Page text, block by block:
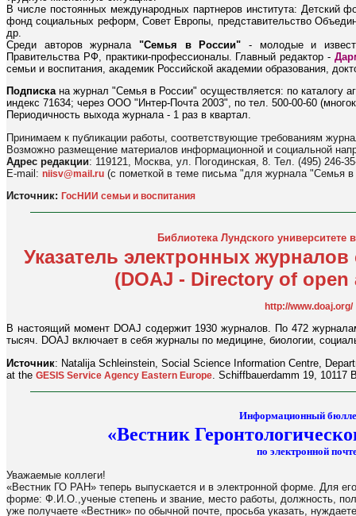
В числе постоянных международных партнеров института:
фонд социальных реформ, Совет Европы, представительство
др.
Среди авторов журнала "Семья в России" - молодые и
Правительства РФ, практики-профессионалы. Главный редактор -
семьи и воспитания, академик Российской академии образования,
Подпискана журнал "Семья в России" осуществляется: по каталогу
индекс 71634; через ООО "Интер-Почта 2003", по тел. 500-00-60
Периодичность выхода журнала - 1 раз в квартал.
Принимаем к публикации работы, соответствующие требованиям
Возможно размещение материалов информационной и социальной
Адрес редакции: 119121, Москва, ул. Погодинская, 8. Тел. (495) 246-
E-mail: niisv@mail.ru (с пометкой в теме письма "для журнала "Семья в
Источник: ГосНИИ семьи и воспитания
Библиотека Лундского университете
Указатель электронных
(DOAJ - Directory of
http://www.doaj.org/
В настоящий момент DOAJ содержит 1930 журналов. По 472
тысяч. DOAJ включает в себя журналы по медицине, биологии,
Источник: Natalija Schleinstein, Social Science Information Centre,
at the GESIS Service Agency Eastern Europe . Schiffbauerdamm 19, 10117
Информационный
«Вестник
по электронной
Уважаемые коллеги!
«Вестник ГО РАН» теперь выпускается и в электронной форме. Для
форме: Ф.И.О.,ученые степень и звание, место работы, должность,
уже получаете «Вестник» по обычной почте, просьба указать,